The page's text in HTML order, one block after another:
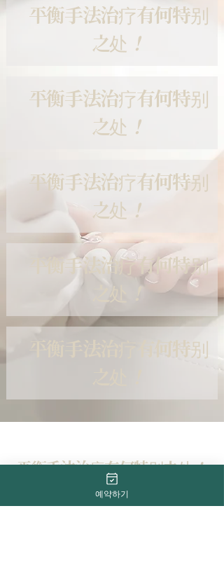
平衡手法治疗有何特别
之处 ！
平衡手法治疗有何特别
之处 ！
平衡手法治疗有何特别
之处 ！
平衡手法治疗有何特别
之处
！
平衡手法治疗有何特别
平衡手法治疗有何特别之处！
예약하기